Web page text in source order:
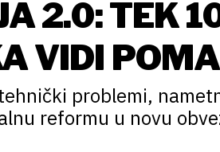
2.0: TEK
VIDI
problemi,
reformu u novu